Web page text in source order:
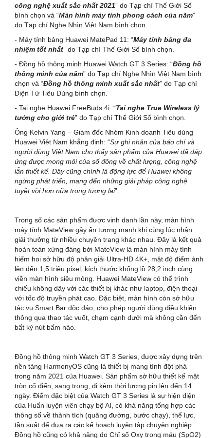
công nghệ xuất sắc nhất 2021” do Tạp chí Thế Giới Số
bình chọn và “Màn hình máy tính phong cách của năm”
do Tạp chí Nghe Nhìn Việt Nam bình chọn.
- Máy tính bảng Huawei MatePad 11: “Máy tính bảng đa
nhiệm tốt nhất” do Tạp chí Thế Giới Số bình chọn.
- Đồng hồ thông minh Huawei Watch GT 3 Series: “Đồng hồ
thông minh của năm” do Tạp chí Nghe Nhìn Việt Nam bình
chọn và “Đồng hồ thông minh xuất sắc nhất” do Tạp chí
Điện Tử Tiêu Dùng bình chọn.
- Tai nghe Huawei FreeBuds 4i: “Tai nghe True Wireless lý
tưởng cho giới trẻ” do Tạp chí Thế Giới Số bình chọn.
Ông Kelvin Yang – Giám đốc Nhóm Kinh doanh Tiêu dùng
Huawei Việt Nam khẳng định: “Sự ghi nhận của báo chí và
người dùng Việt Nam cho thấy sản phẩm của Huawei đã đáp
ứng được mong mỏi của số đông về chất lượng, công nghệ
lẫn thiết kế. Đây cũng chính là động lực để Huawei không
ngừng phát triển, mang đến những giải pháp công nghệ
tuyệt vời hơn nữa trong tương lai”.
Trong số các sản phẩm được vinh danh lần này, màn hình
máy tính MateView gây ấn tượng mạnh khi cùng lúc nhận
giải thưởng từ nhiều chuyên trang khác nhau. Đây là kết quả
hoàn toàn xứng đáng bởi MateView là màn hình máy tính
hiếm hoi sở hữu độ phân giải Ultra-HD 4K+, mật độ điểm ảnh
lên đến 1,5 triệu pixel, kích thước khổng lồ 28,2 inch cùng
viền màn hình siêu mỏng. Huawei MateView có thể trình
chiếu không dây với các thiết bị khác như laptop, điện thoại
với tốc độ truyền phát cao. Đặc biệt, màn hình còn sở hữu
tác vụ Smart Bar độc đáo, cho phép người dùng điều khiển
thông qua thao tác vuốt, chạm cạnh dưới mà không cần đến
bất kỳ nút bấm nào.
Đồng hồ thông minh Watch GT 3 Series, được xây dựng trên
nền tảng HarmonyOS cũng là thiết bị mang tính đột phá
trong năm 2021 của Huawei. Sản phẩm sở hữu thiết kế mặt
tròn cổ điển, sang trọng, đi kèm thời lượng pin lên đến 14
ngày. Điểm đặc biệt của Watch GT 3 Series là sự hiện diện
của Huấn luyện viên chạy bộ AI, có khả năng tổng hợp các
thông số về thành tích (quãng đường, bước chạy), thể lực,
tần suất để đưa ra các kế hoạch luyện tập chuyên nghiệp.
Đồng hồ cũng có khả năng đo Chỉ số Oxy trong máu (SpO2)